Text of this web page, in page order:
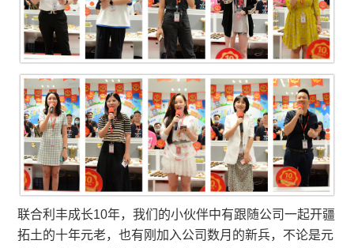
联合利丰成长10年，我们的小伙伴中有跟随公司一起开疆
拓土的十年元老，也有刚加入公司数月的新兵，不论是元